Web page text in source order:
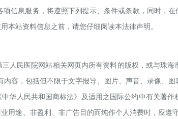
项信息服务，将遵照下列提示、条件或条款，同时，在
本站资料信息之前，请您仔细阅读本法律声明。
三人民医院网站相关网页内所有资料的版权，或与珠海
内容，包括但不限于文字报导、图片、声音、录像、
华人民共和国商标法》及适用之国际公约中有关著
用途、非盈利、非广告目的而纯作个人消费时，应遵